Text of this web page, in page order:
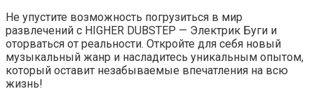
Не упустите возможность погрузиться в мир
развлечений с HIGHER DUBSTEP — Электрик Буги и
оторваться от реальности. Откройте для себя новый
музыкальный жанр и насладитесь уникальным опытом,
который оставит незабываемые впечатления на всю
жизнь!